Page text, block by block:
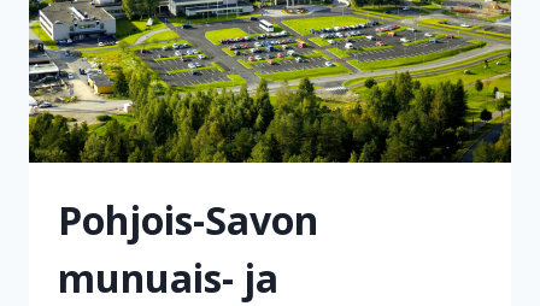
Pohjois-Savon
munuais- ja